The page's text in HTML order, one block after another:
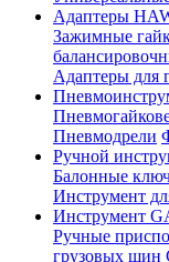
Адаптеры
Зажимные
Адаптеры для
Пневмодрели
Ручной
Балонные
Инструмент
Инструмент
Ручные
грузовых шин